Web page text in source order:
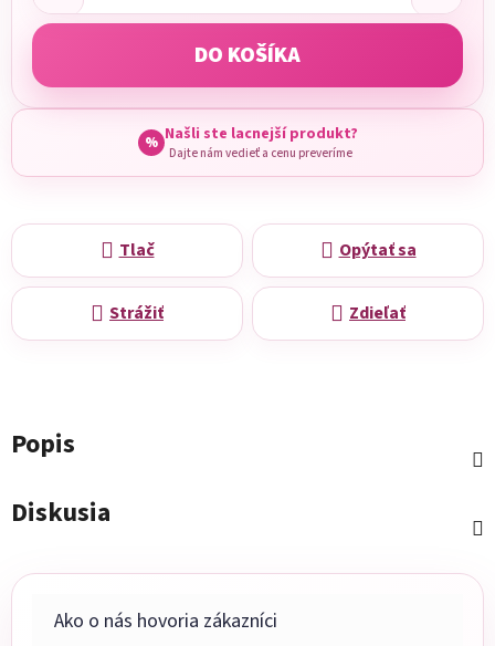
DO KOŠÍKA
% Našli ste lacnejší produkt?
Dajte nám vedieť a cenu preveríme
Tlač Opýtať sa
Strážiť Zdieľať
Popis
Diskusia